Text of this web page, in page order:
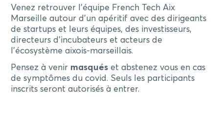
Venez retrouver l’équipe French Tech Aix
Marseille autour d’un apéritif avec des dirigeants
de startups et leurs équipes, des investisseurs,
directeurs d’incubateurs et acteurs de
l’écosystème aixois-marseillais.
Pensez à venir masqués et abstenez vous en cas
de symptômes du covid. Seuls les participants
inscrits seront autorisés à entrer.